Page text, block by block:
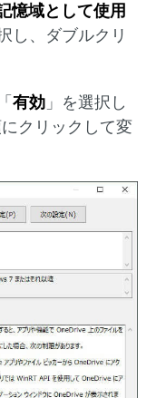
憶域として使用
し、ダブルクリ
有効 」を選択し
にクリックして変